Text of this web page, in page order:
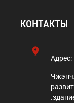
КОНТАКТЫ
Адрес: